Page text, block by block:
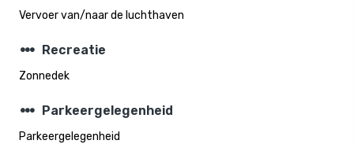
Vervoer van/naar de luchthaven
steppers Recreatie
Zonnedek
steppers Parkeergelegenheid
Parkeergelegenheid